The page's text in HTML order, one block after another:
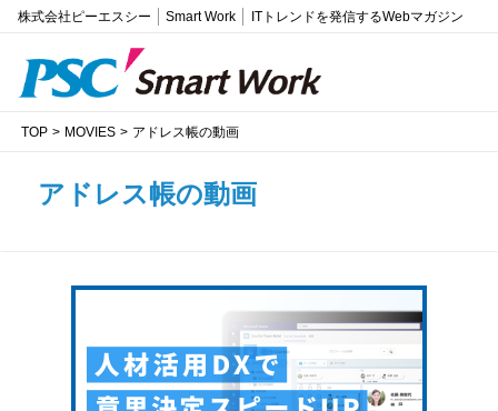
株式会社ピーエスシー Smart Work ITトレンドを発信するWebマガジン
TOP MOVIES アドレス帳の動画
アドレス帳の動画